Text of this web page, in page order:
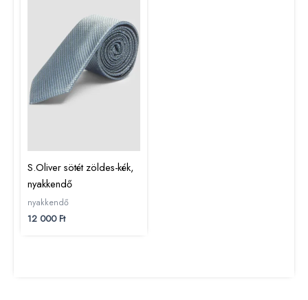
S.Oliver sötét zöldes-kék,
nyakkendő
nyakkendő
12 000Ft